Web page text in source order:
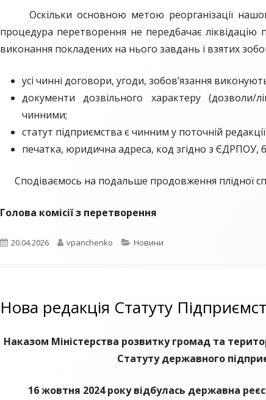
Оскільки основною метою реорганізації
процедура перетворення не передбачає
виконання покладених на нього завдань і взятих
усі чинні договори, угоди, зобов’язання
документи дозвільного характеру (дозволи/
чинними;
статут підприємства є чинним у поточній
печатка, юридична адреса, код згідно з ЄДРПОУ,
Сподіваємось на подальше продовження плідної
Голова комісії з
Опубліковано
20.04.2026 Автор
vpanchenko Категорії
Новини
Нова редакція Статуту
Наказом Міністерства розвитку громад та
Статуту державного
16 жовтня 2024 року відбулась державна